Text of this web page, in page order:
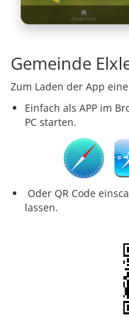
Gemeinde
Zum Laden der App
Einfach als APP im
PC starten.
Oder QR Code
lassen.